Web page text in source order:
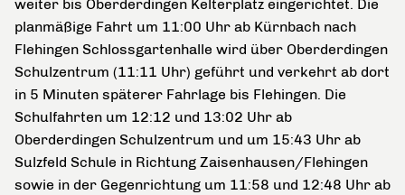
weiter bis Oberderdingen Kelterplatz eingerichtet. Die
planmäßige Fahrt um 11:00 Uhr ab Kürnbach nach
Flehingen Schlossgartenhalle wird über Oberderdingen
Schulzentrum (11:11 Uhr) geführt und verkehrt ab dort
in 5 Minuten späterer Fahrlage bis Flehingen. Die
Schulfahrten um 12:12 und 13:02 Uhr ab
Oberderdingen Schulzentrum und um 15:43 Uhr ab
Sulzfeld Schule in Richtung Zaisenhausen/Flehingen
sowie in der Gegenrichtung um 11:58 und 12:48 Uhr ab